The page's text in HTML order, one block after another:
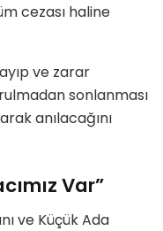
cezası haline
ve zarar
sonlanması
anılacağını
Var”
ve Küçük Ada